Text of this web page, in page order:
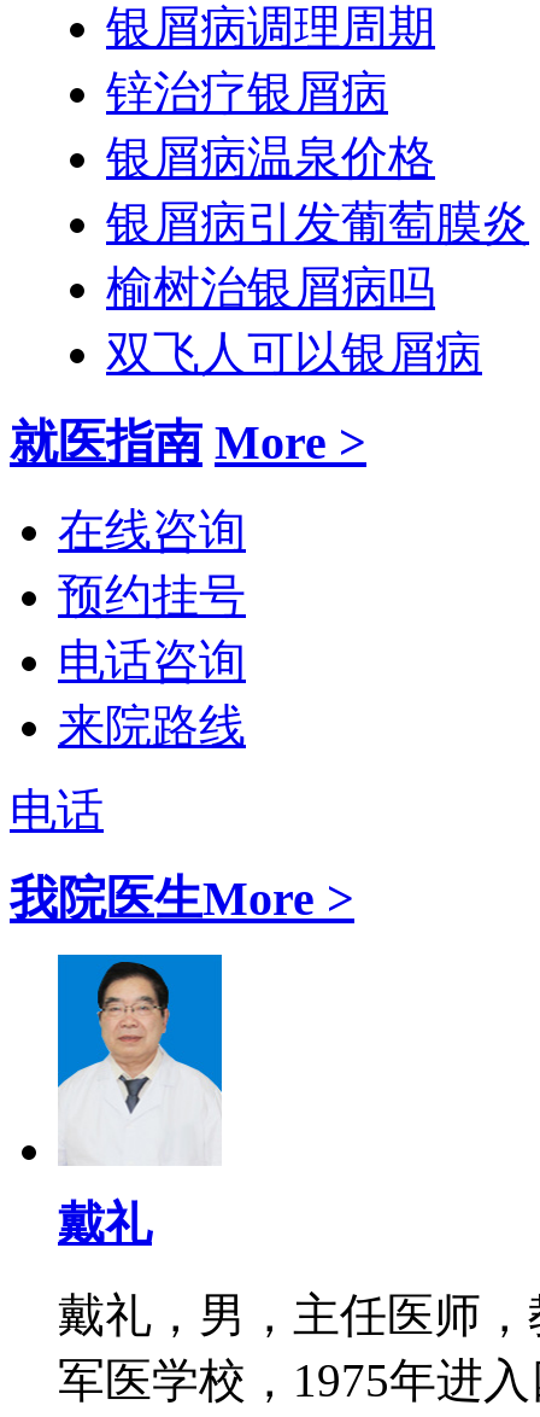
银屑病调理周期
锌治疗银屑病
银屑病温泉价格
银屑病引发葡萄膜炎
榆树治银屑病吗
双飞人可以银屑病
就医指南 More >
在线咨询
预约挂号
电话咨询
来院路线
电话
我院医生More >
戴礼
戴礼，男，主任医师
军医学校，1975年进